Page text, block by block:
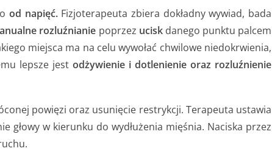
o od napięć. Fizjoterapeuta zbiera dokładny wywiad, bada
rozluźnianie poprzez uciskdanego punktu palcem
miejsca ma na celu wywołać chwilowe niedokrwienia,
lepsze jest odżywienie i dotlenienie oraz rozluźnienie
powięzi oraz usunięcie restrykcji. Terapeuta ustawia
w kierunku do wydłużenia mięśnia. Naciska przez